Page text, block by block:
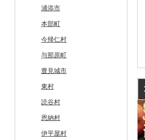
網走市
浦河町
広尾町
中札内村
滝川市
比布町
鶴居村
釧路市
苫前町
つがる市
弘前市
鰺ヶ沢町
むつ市
田舎館村
青森県（県庁）
三沢市
西目屋村
平泉町
洋野町
大船渡市
山田町
大槌町
気仙沼市
美里町
松島町
大和町
大郷町
南三陸町
仙台市
大河原町
角田市
大仙市
八郎潟町
舟形町
最上町
真室川町
寒河江市
西川町
高畠町
山形市
三川町
大江町
本宮市
柳津町
鮫川村
福島市
新地町
葛尾村
三島町
桑折町
矢吹町
行方市
結城市
城里町
水戸市
鉾田市
桜川市
石岡市
茨城県（県庁）
坂東市
野木町
邑楽町
板倉町
嬬恋村
草津町
高崎市
群馬県（県庁）
大泉町
長野原町
中之条町
蓮田市
川越市
宮代町
吉見町
東松山市
入間市
志木市
北本市
桶川市
館山市
大網白里市
一宮町
佐倉市
木更津市
茂原市
野田市
山武市
鴨川市
稲城市
世田谷区
日の出町
板橋区
渋谷区
千代田区
新宿区
江東区
青梅市
三浦市
大磯町
箱根町
横浜市
茅ヶ崎市
川崎市
厚木市
海老名市
相模原市
妙高市
聖籠町
刈羽村
湯沢町
新潟市
南部町
昭和町
甲府市
甲州市
丹波山村
東御市
中野市
豊丘村
売木村
小諸市
木曽町
箕輪町
駒ヶ根市
王滝村
郡上市
白川村
御嵩町
海津市
関ケ原町
七宗町
笠松町
東白川村
土岐市
掛川市
伊豆の国市
小山町
森町
川根本町
富士市
御前崎市
東伊豆町
西伊豆町
東郷町
犬山市
弥富市
東海市
新城市
春日井市
瀬戸市
大府市
半田市
東員町
玉城町
京都市
舞鶴市
和束町
八幡市
京田辺市
向日市
柏原市
羽曳野市
大阪府（府庁）
吹田市
河南町
和泉市
高槻市
豊中市
箕面市
南あわじ市
洲本市
猪名川町
尼崎市
加西市
宝塚市
淡路市
丹波篠山市
香美町
平群町
黒滝村
御所市
上牧町
明日香村
吉野町
奈良市
大和郡山市
野迫川村
上富田町
白浜町
由良町
すさみ町
日高町
有田川町
印南町
和歌山県（県庁）
みなべ町
高梁市
勝央町
倉敷市
矢掛町
鏡野町
北島町
吉野川市
仁淀川町
大月町
三原村
香南市
大豊町
田野町
高知市
東洋町
越知町
大野城市
宗像市
水巻町
岡垣町
豊前市
嘉麻市
筑後市
大木町
直方市
太良町
佐々町
平戸市
南関町
津奈木町
小国町
人吉市
宇土市
荒尾市
産山村
益城町
御船町
姫島村
玖珠町
大分県（県庁）
高千穂町
西都市
西米良村
延岡市
串間市
五ヶ瀬町
高原町
小林市
高鍋町
薩摩川内市
大崎町
曽於市
鹿屋市
宇検村
天城町
南種子町
知名町
与論町
浦添市
本部町
今帰仁村
与那原町
豊見城市
東村
読谷村
恩納村
伊平屋村